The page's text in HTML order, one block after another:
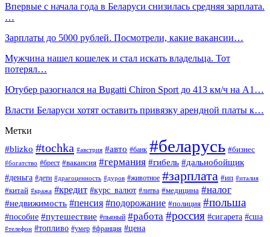
Впервые с начала года в Беларуси снизилась средняя зарплата.
…
Зарплаты до 5000 рублей. Посмотрели, какие вакансии…
Мужчина нашел кошелек и стал искать владельца. Тот
потерял…
Ютубер разогнался на Bugatti Chiron Sport до 413 км/ч на А1…
Власти Беларуси хотят оставить привязку арендной платы к…
Метки
#blizko #tochka #австрия #авто #банк #беларусь #бизнес
#богатство #брест #вакансия #германия #гибель #дальнобойщик
#деньга #дети #драгоценность #дуров #животное #зарплата #ип #италия
#китай #кража #кредит #курс_валют #литва #медицина #налог
#недвижимость #пенсия #подорожание #полиция #польша
#пособие #путешествие #пьяный #работа #россия #сигарета #сша
#телефон #топливо #умер #франция #цена